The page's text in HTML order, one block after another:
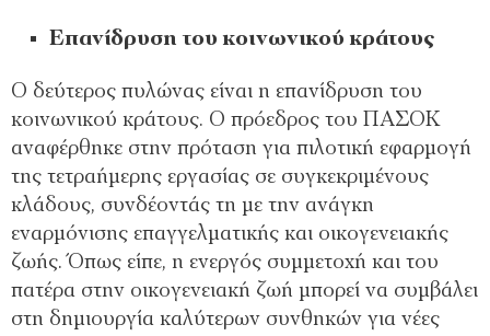
Επανίδρυση του κοινωνικού κράτους
Ο δεύτερος πυλώνας είναι η επανίδρυση του
κοινωνικού κράτους. Ο πρόεδρος του ΠΑΣΟΚ
αναφέρθηκε στην πρόταση για πιλοτική εφαρμογή
της τετραήμερης εργασίας σε συγκεκριμένους
κλάδους, συνδέοντάς τη με την ανάγκη
εναρμόνισης επαγγελματικής και οικογενειακής
ζωής. Όπως είπε, η ενεργός συμμετοχή και του
πατέρα στην οικογενειακή ζωή μπορεί να συμβάλει
στη δημιουργία καλύτερων συνθηκών για νέες